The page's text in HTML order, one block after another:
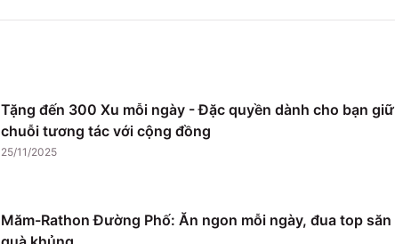
Tặng đến 300 Xu mỗi ngày - Đặc quyền dành cho bạn giữ
chuỗi tương tác với cộng đồng
25/11/2025
Măm-Rathon Đường Phố: Ăn ngon mỗi ngày, đua top săn